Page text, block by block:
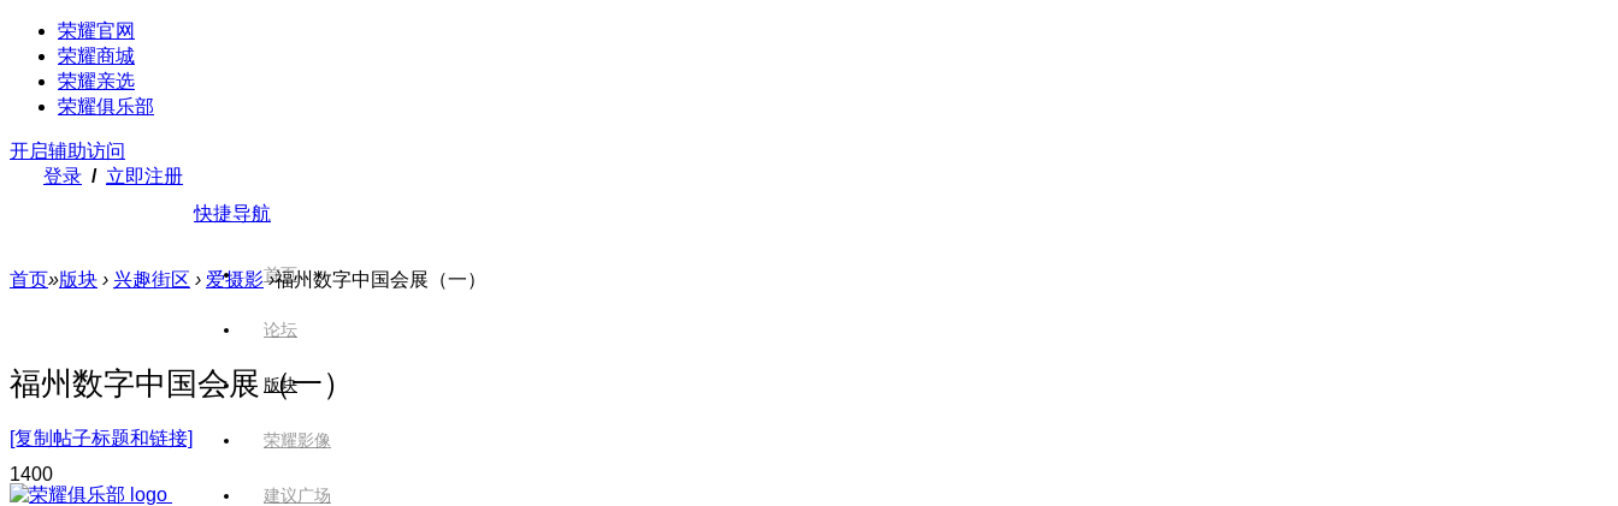
荣耀官网
荣耀商城
荣耀亲选
荣耀俱乐部
开启辅助访问
登录 / 立即注册
快捷导航
首页
论坛
版块
荣耀影像
建议广场
首页»版块 › 兴趣街区 › 爱摄影 ›福州数字中国会展（一）
福州数字中国会展（一）
[复制帖子标题和链接]
1400